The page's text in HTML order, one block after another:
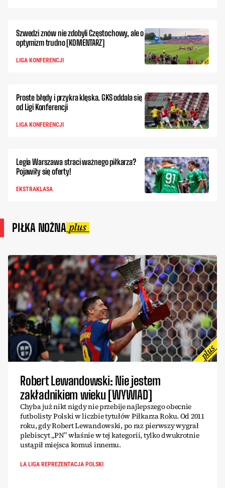
Szwedzi znów nie zdobyli Częstochowy, ale o
optymizm trudno [KOMENTARZ]
LIGA KONFERENCJI
Proste błędy i przykra klęska. GKS oddala się
od Ligi Konferencji
LIGA KONFERENCJI
Legia Warszawa straci ważnego piłkarza?
Pojawiły się oferty!
EKSTRAKLASA
PIŁKA NOŻNA
Robert Lewandowski: Nie jestem
zakładnikiem wieku [WYWIAD]
Chyba już nikt nigdy nie przebije najlepszego obecnie
futbolisty Polski w liczbie tytułów Piłkarza Roku. Od 2011
roku, gdy Robert Lewandowski, po raz pierwszy wygrał
plebiscyt „PN” właśnie w tej kategorii, tylko dwukrotnie
ustąpił miejsca komuś innemu.
LA LIGA REPREZENTACJA POLSKI